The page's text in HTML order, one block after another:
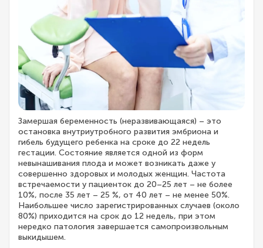
Замершая беременность (неразвивающаяся) – это
остановка внутриутробного развития эмбриона и
гибель будущего ребенка на сроке до 22 недель
гестации. Состояние является одной из форм
невынашивания плода и может возникать даже у
совершенно здоровых и молодых женщин. Частота
встречаемости у пациенток до 20–25 лет – не более
10%, после 35 лет – 25 %, от 40 лет – не менее 50%.
Наибольшее число зарегистрированных случаев (около
80%) приходится на срок до 12 недель, при этом
нередко патология завершается самопроизвольным
выкидышем.